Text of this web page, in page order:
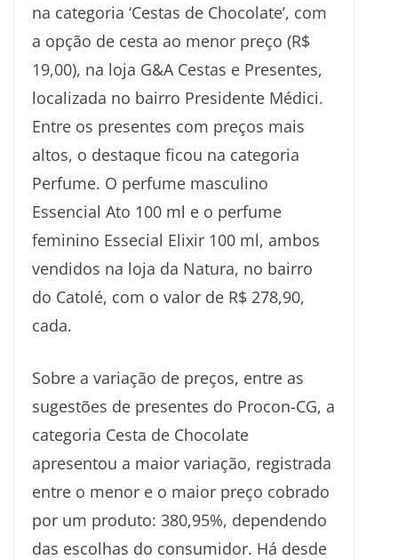
na categoria ‘Cestas de Chocolate’, com
a opção de cesta ao menor preço (R$
19,00), na loja G&A Cestas e Presentes,
localizada no bairro Presidente Médici.
Entre os presentes com preços mais
altos, o destaque ficou na categoria
Perfume. O perfume masculino
Essencial Ato 100 ml e o perfume
feminino Essecial Elixir 100 ml, ambos
vendidos na loja da Natura, no bairro
do Catolé, com o valor de R$ 278,90,
cada.
Sobre a variação de preços, entre as
sugestões de presentes do Procon-CG, a
categoria Cesta de Chocolate
apresentou a maior variação, registrada
entre o menor e o maior preço cobrado
por um produto: 380,95%, dependendo
das escolhas do consumidor. Há desde